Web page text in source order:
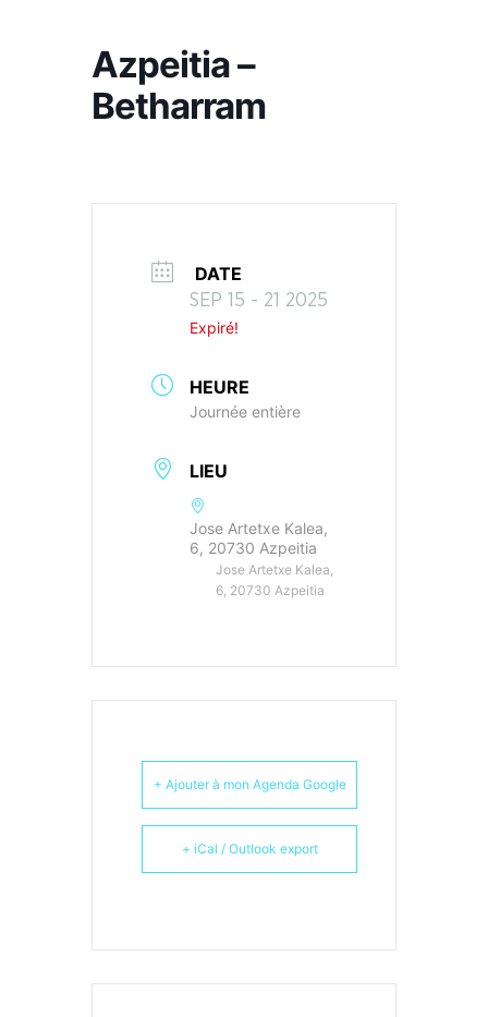
Azpeitia –
Betharram
DATE
SEP 15 - 21 2025
Expiré!
HEURE
Journée entière
LIEU
Jose Artetxe Kalea,
6, 20730 Azpeitia
Jose Artetxe Kalea,
6, 20730 Azpeitia
+ Ajouter à mon Agenda Google
+ iCal / Outlook export